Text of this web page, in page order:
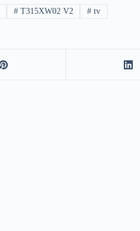
#T315XW02 V2 # tv